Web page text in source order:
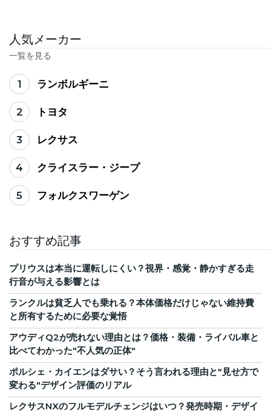
人気メーカー
一覧を見る
1 ランボルギーニ
2 トヨタ
3 レクサス
4 クライスラー・ジープ
5 フォルクスワーゲン
おすすめ記事
プリウスは本当に運転しにくい？視界・感覚・静かすぎる走
行音が与える影響とは
ランクルは貧乏人でも乗れる？本体価格だけじゃない維持費
と所有するために必要な覚悟
アウディQ2が売れない理由とは？価格・装備・ライバル車と
比べてわかった"不人気の正体"
ポルシェ・カイエンはダサい？そう言われる理由と"見せ方で
変わる"デザイン評価のリアル
レクサスNXのフルモデルチェンジはいつ？発売時期・デザイ